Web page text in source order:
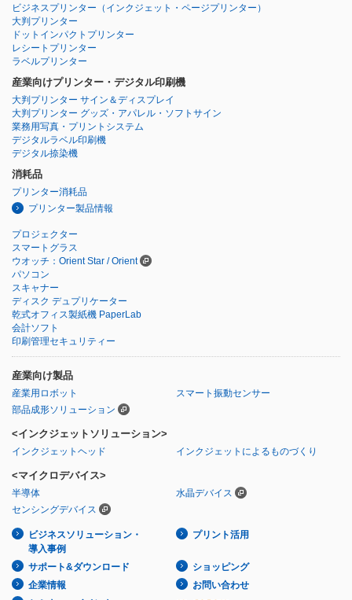
ビジネスプリンター （インクジェット・ページプリンター）
大判プリンター
ドットインパクトプリンター
レシートプリンター
ラベルプリンター
産業向けプリンター・デジタル印刷機
大判プリンター サイン＆ディスプレイ
大判プリンター グッズ・アパレル・ソフトサイン
業務用写真・プリントシステム
デジタルラベル印刷機
デジタル捺染機
消耗品
プリンター消耗品
プリンター製品情報
プロジェクター
スマートグラス
ウオッチ：Orient Star / Orient
パソコン
スキャナー
ディスク デュプリケーター
乾式オフィス製紙機 PaperLab
会計ソフト
印刷管理セキュリティー
産業向け製品
産業用ロボット
スマート振動センサー
部品成形ソリューション
<インクジェットソリューション>
インクジェットヘッド インクジェットによるものづくり
<マイクロデバイス>
半導体
水晶デバイス
センシングデバイス
ビジネスソリューション・
導入事例
プリント活用
サポート&ダウンロード
ショッピング
企業情報
お問い合わせ